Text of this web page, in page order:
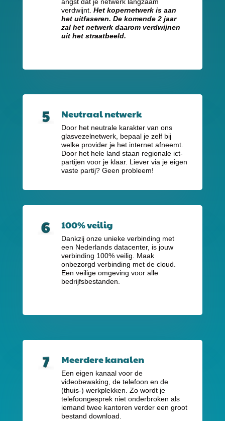
verdwijnt. Het kopernetwerk is aan
het uitfaseren. De komende 2 jaar
zal het netwerk daarom verdwijnen
uit het straatbeeld.
Neutraal netwerk
Door het neutrale karakter van ons
glasvezelnetwerk, bepaal je zelf bij
welke provider je het internet afneemt.
Door het hele land staan regionale ict-
partijen voor je klaar. Liever via je eigen
vaste partij? Geen probleem!
100% veilig
Dankzij onze unieke verbinding met
een Nederlands datacenter, is jouw
verbinding 100% veilig. Maak
onbezorgd verbinding met de cloud.
Een veilige omgeving voor alle
bedrijfsbestanden.
Meerdere kanalen
Een eigen kanaal voor de
videobewaking, de telefoon en de
(thuis-) werkplekken. Zo wordt je
telefoongesprek niet onderbroken als
iemand twee kantoren verder een groot
bestand download.